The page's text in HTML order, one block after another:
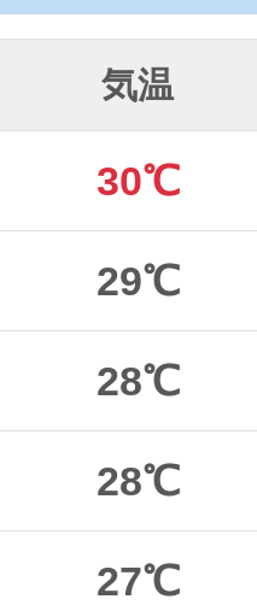
気温
30℃
29℃
28℃
28℃
27℃